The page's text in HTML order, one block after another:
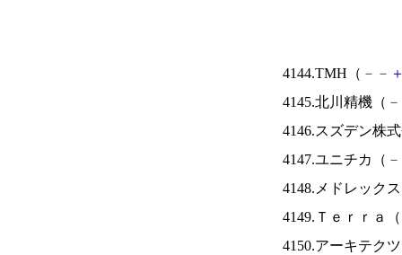
4144.TMH（ － －
4145.北川精機（ －
4146.スズデン株
4147.ユニチカ（ －
4148.メドレック
4149.Ｔｅｒｒａ（
4150.アーキテク